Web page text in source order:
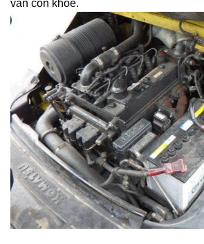
vẫn còn khỏe.